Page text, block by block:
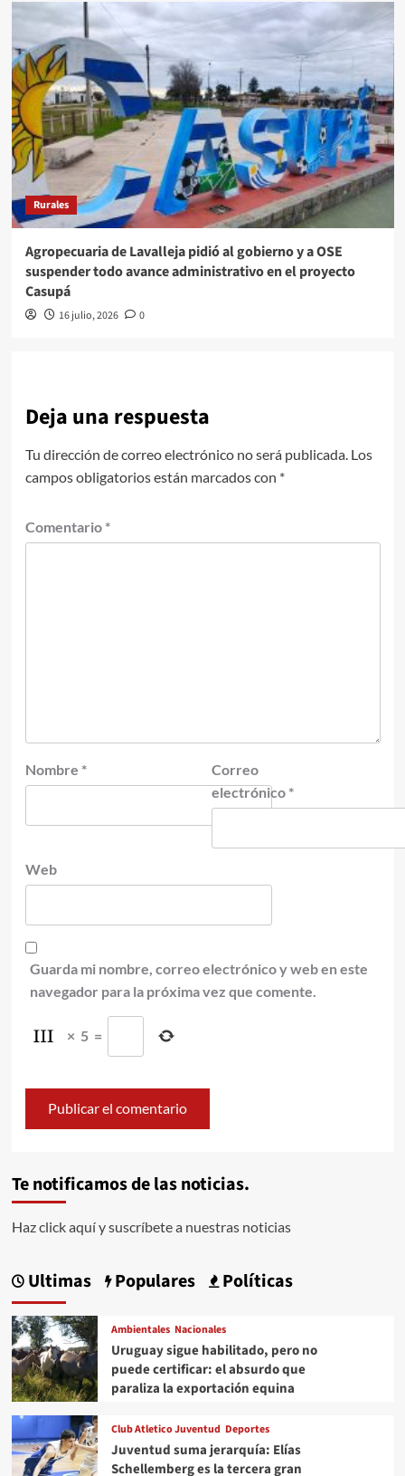
Rurales
Agropecuaria de Lavalleja pidió al gobierno y a OSE
suspender todo avance administrativo en el proyecto
Casupá
16 julio, 2026 0
Deja una respuesta
Tu dirección de correo electrónico no será publicada. Los
campos obligatorios están marcados con *
Comentario *
Nombre *
Correo
electrónico *
Web
Guarda mi nombre, correo electrónico y web en este
navegador para la próxima vez que comente.
× 5 =
Te notificamos de las noticias.
Haz click aquí y suscríbete a nuestras noticias
Ultimas Populares Políticas
Ambientales Nacionales
Uruguay sigue habilitado, pero no
puede certificar: el absurdo que
paraliza la exportación equina
Club Atletico Juventud Deportes
Juventud suma jerarquía: Elías
Schellemberg es la tercera gran